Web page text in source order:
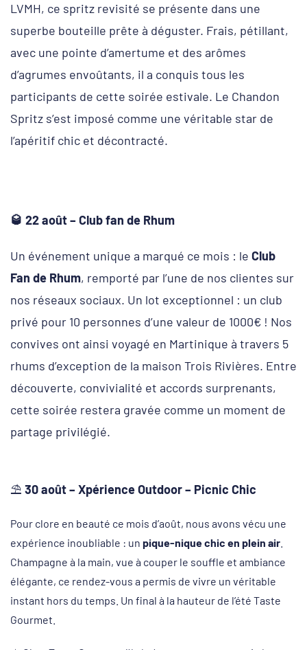
LVMH, ce spritz revisité se présente dans une
superbe bouteille prête à déguster. Frais, pétillant,
avec une pointe d’amertume et des arômes
d’agrumes envoûtants, il a conquis tous les
participants de cette soirée estivale. Le Chandon
Spritz s’est imposé comme une véritable star de
l’apéritif chic et décontracté.
🥃 22 août – Club fan de Rhum
Un événement unique a marqué ce mois : le Club
Fan de Rhum, remporté par l’une de nos clientes sur
nos réseaux sociaux. Un lot exceptionnel : un club
privé pour 10 personnes d’une valeur de 1000€ ! Nos
convives ont ainsi voyagé en Martinique à travers 5
rhums d’exception de la maison Trois Rivières. Entre
découverte, convivialité et accords surprenants,
cette soirée restera gravée comme un moment de
partage privilégié.
⛱ 30 août – Xpérience Outdoor – Picnic Chic
Pour clore en beauté ce mois d’août, nous avons vécu une
expérience inoubliable : un pique-nique chic en plein air
Champagne à la main, vue à couper le souffle et ambiance
élégante, ce rendez-vous a permis de vivre un véritable
instant hors du temps. Un final à la hauteur de l’été Taste
Gourmet.